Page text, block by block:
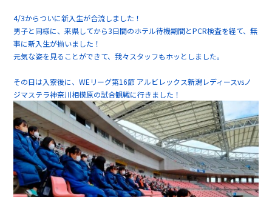
4/3からついに新入生が合流しました！
男子と同様に、来県してから3日間のホテル待機期間とPCR検査を経て、無
事に新入生が揃いました！
元気な姿を見ることができて、我々スタッフもホッとしました。
その日は入寮後に、WEリーグ第16節 アルビレックス新潟レディースvsノ
ジマステラ神奈川相模原の試合観戦に行きました！